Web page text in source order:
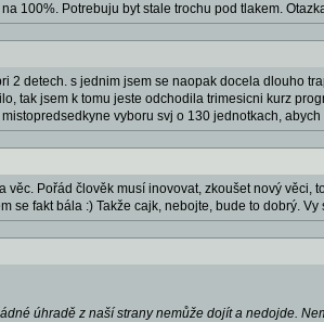
100%. Potrebuju byt stale trochu pod tlakem.
2 detech. s jednim jsem se naopak docela dlouho
tak jsem k tomu jeste odchodila trimesicni kurz
vyboru svj o 130 jednotkach,
Pořád člověk musí inovovat, zkoušet nový věci,
se fakt bála :) Takže cajk, nebojte, bude to dobrý.
úhradě z naší strany nemůže dojít a nedojde.